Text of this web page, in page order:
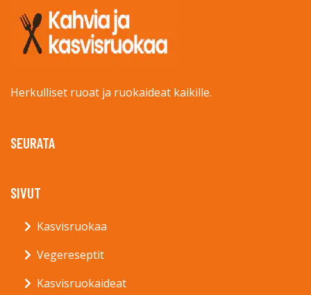
Herkulliset ruoat ja ruokaideat kaikille.
SEURATA
SIVUT
Kasvisruokaa
Vegereseptit
Kasvisruokaideat